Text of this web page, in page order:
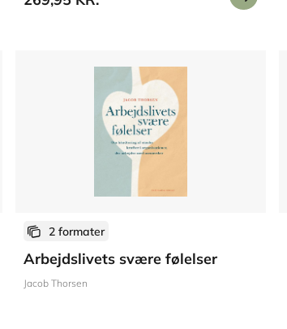
2 formater
Arbejdslivets svære følelser
Jacob Thorsen